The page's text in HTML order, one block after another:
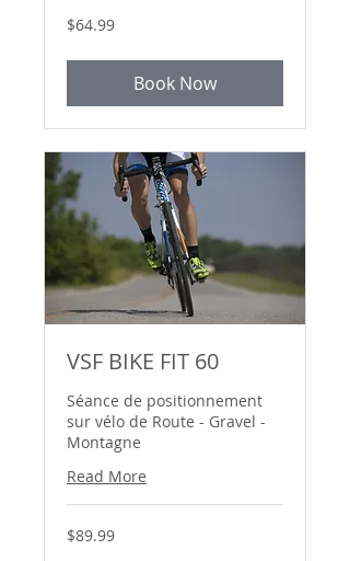
64.99
Canadian
$64.99
Book Now
VSF BIKE FIT 60
Séance de positionnement
sur vélo de Route - Gravel -
Montagne
Read More
89.99
Canadian
$89.99